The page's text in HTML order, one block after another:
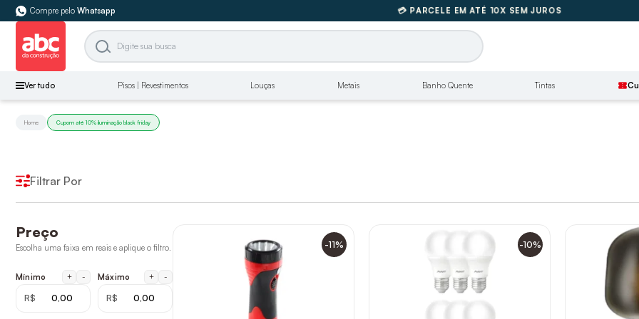
Compre pelo Whatsapp FRETE GRÁTIS SUL E SUDESTE
💳 PARCELE EM ATÉ 10X SEM JUROS
FRETE GRÁTIS SUL E SUDESTE
🚚
Ver tudo Pisos | Revestimentos Louças Metais Banho Quente Tintas confirmation_number
Home Cupom até 10% iluminação black friday
Filtrar Por
Preço
Escolha uma faixa em reais e aplique o filtro.
Mínimo + -
R$
Máximo + -
R$
-11% -10%